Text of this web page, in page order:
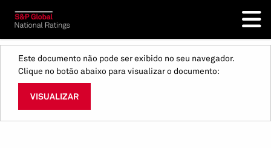
Este documento não pode ser exibido no seu navegador.
Clique no botão abaixo para visualizar o documento:
VISUALIZAR